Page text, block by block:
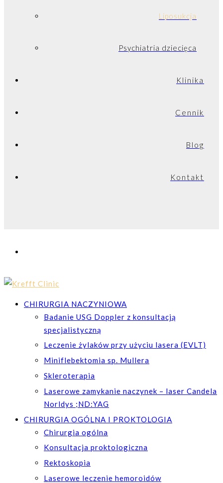
Liposukcja
Psychiatria dziecięca
Klinika
Cennik
Blog
Kontakt
CHIRURGIA NACZYNIOWA
Badanie USG Doppler z konsultacją
specjalistyczną
Leczenie żylaków przy użyciu lasera (EVLT)
Miniflebektomia sp. Mullera
Skleroterapia
Laserowe zamykanie naczynek – laser Candela
Norldys ;ND:YAG
CHIRURGIA OGÓLNA I PROKTOLOGIA
Chirurgia ogólna
Konsultacja proktologiczna
Rektoskopia
Laserowe leczenie hemoroidów